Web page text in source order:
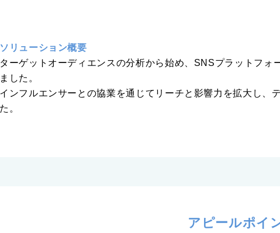
ソリューション概要
ターゲットオーディエンスの分析から始め、SNSプラットフ
ました。
インフルエンサーとの協業を通じてリーチと影響力を拡大し、
た。
アピールポイ